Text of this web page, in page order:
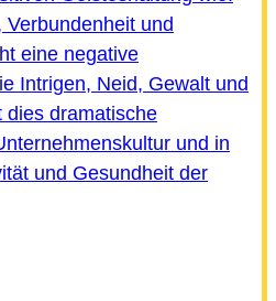
und
eine negative
Intrigen, Neid, Gewalt und
dies dramatische
und in
und Gesundheit der